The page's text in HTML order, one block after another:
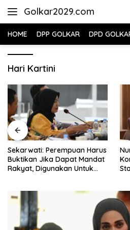
Golkar2029.com
HOME DPP GOLKAR DPD
Hari Kartini
Sekarwati: Perempuan Harus
Buktikan Jika Dapat Mandat
Rakyat, Digunakan Untuk